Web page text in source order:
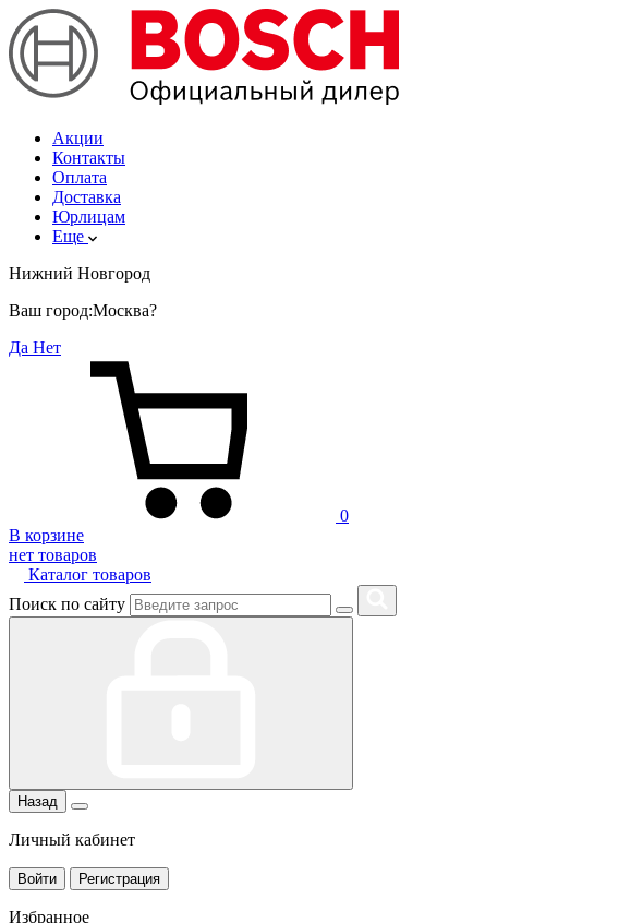
Акции
Контакты
Оплата
Доставка
Юрлицам
Еще
Нижний Новгород
Ваш город:Москва?
Да Нет
0
В корзине
нет товаров
Каталог товаров
Поиск по сайту
Назад
Личный кабинет
Войти Регистрация
Избранное